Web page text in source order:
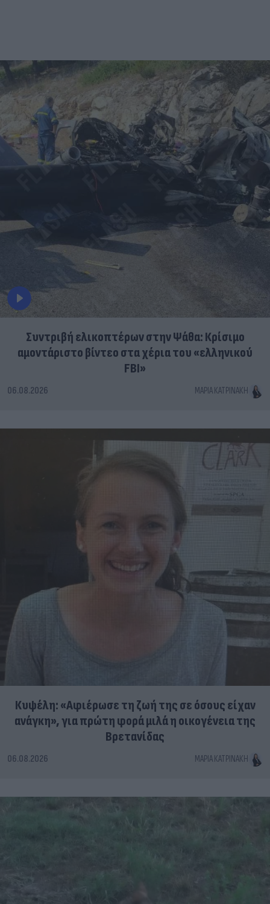
Συντριβή ελικοπτέρων στην Ψάθα: Κρίσιμο
αμοντάριστο βίντεο στα χέρια του «ελληνικού
FBI»
06.08.2026 ΜΑΡΊΑ ΚΑΤΡΙΝΆΚΗ
Κυψέλη: «Αφιέρωσε τη ζωή της σε όσους είχαν
ανάγκη», για πρώτη φορά μιλά η οικογένεια της
Βρετανίδας
06.08.2026 ΜΑΡΊΑ ΚΑΤΡΙΝΆΚΗ